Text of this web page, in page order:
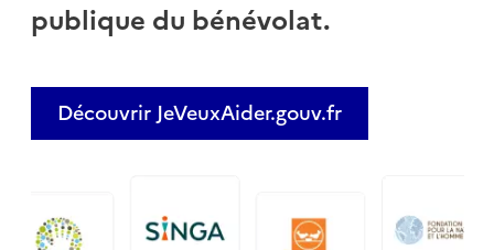
publique du bénévolat.
Découvrir JeVeuxAider.gouv.fr